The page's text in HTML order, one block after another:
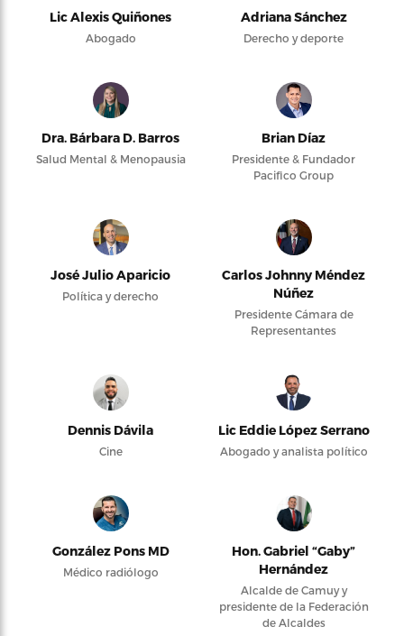
Lic Alexis Quiñones
Abogado
Adriana Sánchez
Derecho y deporte
Dra. Bárbara D. Barros
Salud Mental & Menopausia
Brian Díaz
Presidente & Fundador
Pacifico Group
José Julio Aparicio
Política y derecho
Carlos Johnny Méndez
Núñez
Presidente Cámara de
Representantes
Dennis Dávila
Cine
Lic Eddie López Serrano
Abogado y analista político
González Pons MD
Médico radiólogo
Hon. Gabriel “Gaby”
Hernández
Alcalde de Camuy y
presidente de la Federación
de Alcaldes